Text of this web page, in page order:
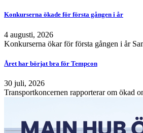
Konkurserna ökade för första gången i år
4 augusti, 2026
Konkurserna ökar för första gången i år
Året har börjat bra för Tempcon
30 juli, 2026
Transportkoncernen rapporterar om ökad